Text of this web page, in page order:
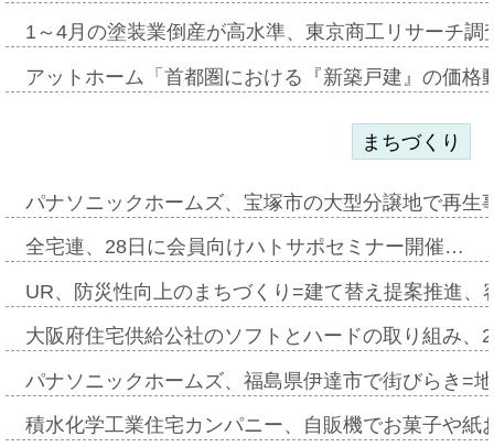
1～4月の塗装業倒産が高水準、東京商工リサーチ
アットホーム「首都圏における『新築戸建』の価
まちづくり
パナソニックホームズ、宝塚市の大型分譲地で再
全宅連、28日に会員向けハトサポセミナー開催…
UR、防災性向上のまちづくり=建て替え提案推進
大阪府住宅供給公社のソフトとハードの取り組み
パナソニックホームズ、福島県伊達市で街びらき=
積水化学工業住宅カンパニー、自販機でお菓子や